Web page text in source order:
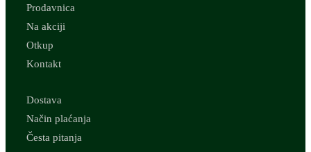
Prodavnica
Na akciji
Otkup
Kontakt
Dostava
Način plaćanja
Česta pitanja